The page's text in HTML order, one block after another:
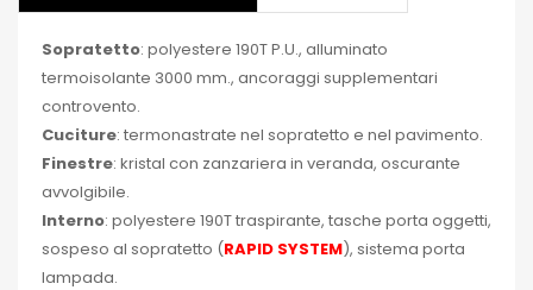
Sopratetto: polyestere 190T P.U., alluminato
termoisolante 3000 mm., ancoraggi supplementari
controvento.
Cuciture: termonastrate nel sopratetto e nel pavimento.
Finestre: kristal con zanzariera in veranda, oscurante
avvolgibile.
Interno: polyestere 190T traspirante, tasche porta oggetti,
sospeso al sopratetto (RAPID SYSTEM), sistema porta
lampada.